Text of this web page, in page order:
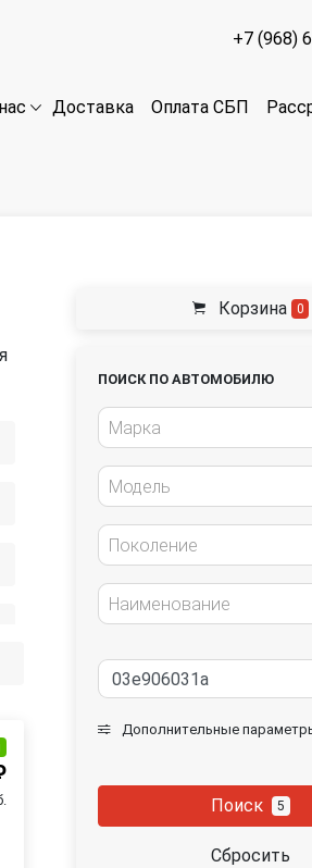
+7 (968)
Доставка Оплата СБП
Корзина 0
ПОИСК ПО АВТОМОБИЛЮ
Марка
Модель
Поколение
Наименование
Дополнительные
Поиск 5
Сбросить